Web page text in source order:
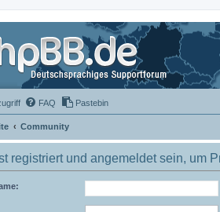
FAQ Pastebin
Community
registriert und angemeldet sein, um